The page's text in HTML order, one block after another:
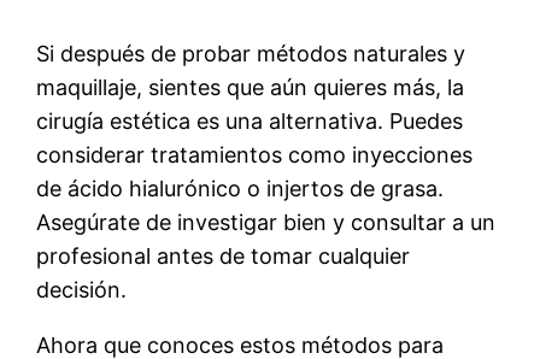
Si después de probar métodos naturales y
maquillaje, sientes que aún quieres más, la
cirugía estética es una alternativa. Puedes
considerar tratamientos como inyecciones
de ácido hialurónico o injertos de grasa.
Asegúrate de investigar bien y consultar a un
profesional antes de tomar cualquier
decisión.
Ahora que conoces estos métodos para